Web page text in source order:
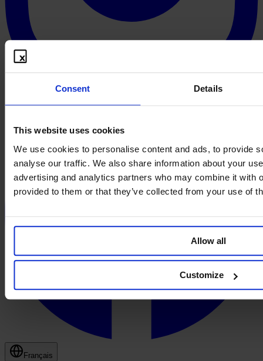
Consent Details
This website uses cookies
We use cookies to personalise content and ads, to provide
analyse our traffic. We also share information about your
advertising and analytics partners who may combine it with
provided to them or that they’ve collected from your use of
Allow all
Customize
Français